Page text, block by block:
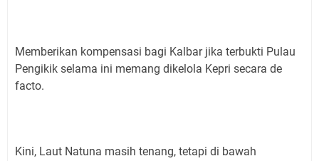
Memberikan kompensasi bagi Kalbar jika terbukti Pulau
Pengikik selama ini memang dikelola Kepri secara de
facto.
Kini, Laut Natuna masih tenang, tetapi di bawah